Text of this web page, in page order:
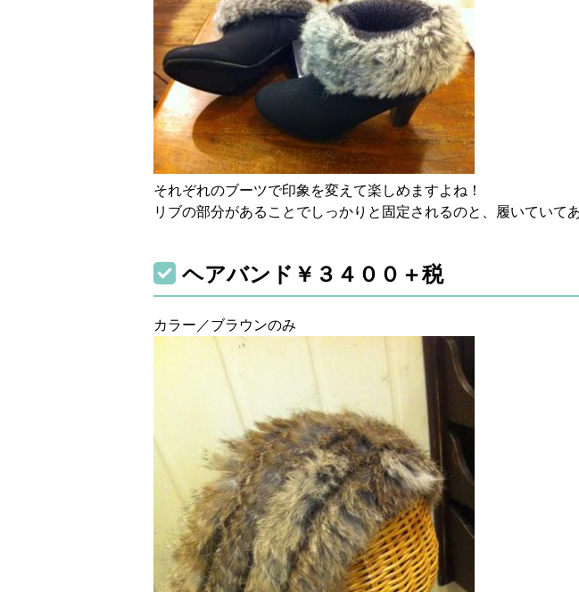
それぞれのブーツで印象を変えて楽しめますよね！
リブの部分があることでしっかりと固定されるのと、履いていて
ヘアバンド￥３４００＋税
カラー／ブラウンのみ